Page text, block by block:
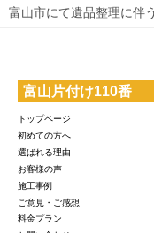
富山市にて遺品整理に
富山片付け110番
トップページ
初めての方へ
選ばれる理由
お客様の声
施工事例
ご意見・ご感想
料金プラン